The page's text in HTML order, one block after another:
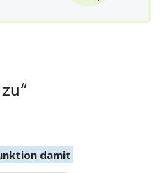
damit